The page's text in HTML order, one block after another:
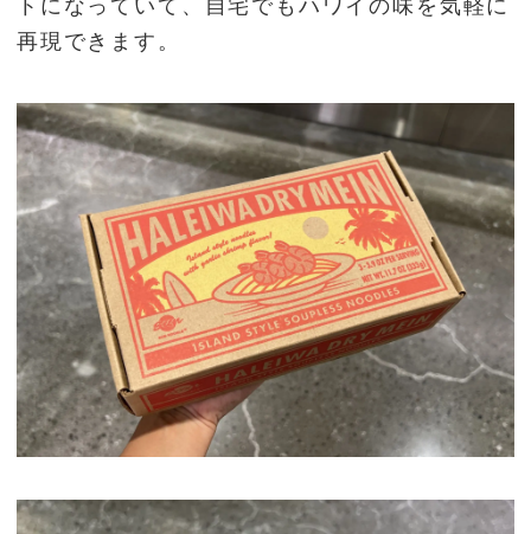
トになっていて、自宅でもハワイの味を気軽に
再現できます。